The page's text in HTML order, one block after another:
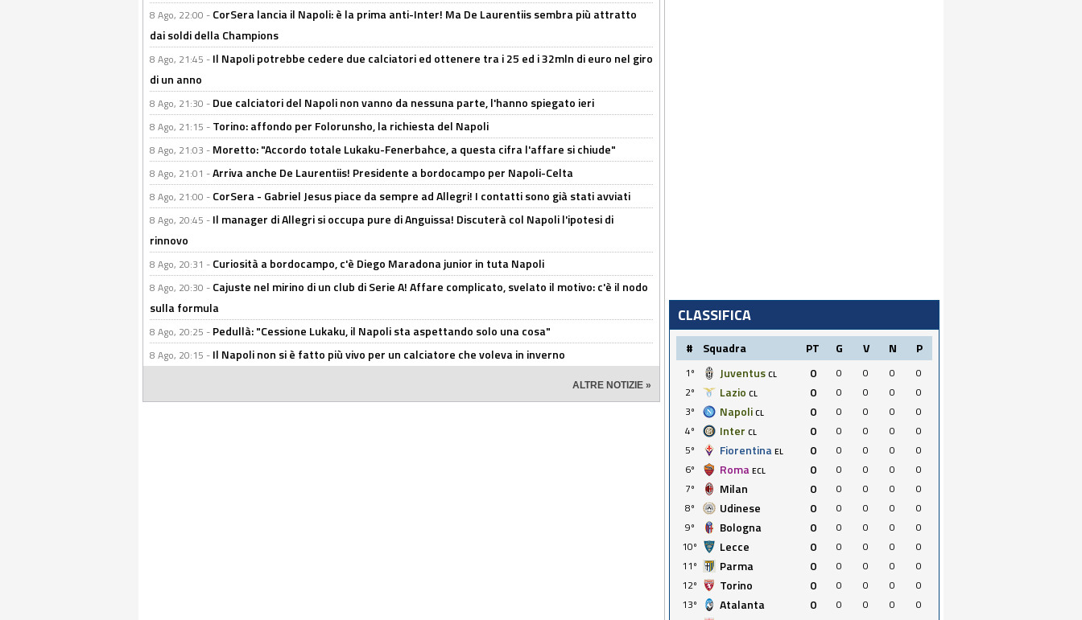
8 Ago, 22:00 - CorSera lancia il Napoli: è la prima anti-Inter! Ma De Laurentiis sembra più attratto
dai soldi della Champions
8 Ago, 21:45 - Il Napoli potrebbe cedere due calciatori ed ottenere tra i 25 ed i 32mln di euro nel giro
di un anno
8 Ago, 21:30 - Due calciatori del Napoli non vanno da nessuna parte, l'hanno spiegato ieri
8 Ago, 21:15 - Torino: affondo per Folorunsho, la richiesta del Napoli
8 Ago, 21:03 - Moretto: "Accordo totale Lukaku-Fenerbahce, a questa cifra l'affare si chiude"
8 Ago, 21:01 -Arriva anche De Laurentiis! Presidente a bordocampo per Napoli-Celta
8 Ago, 21:00 - CorSera - Gabriel Jesus piace da sempre ad Allegri! I contatti sono già stati avviati
8 Ago, 20:45 - Il manager di Allegri si occupa pure di Anguissa! Discuterà col Napoli l'ipotesi di
rinnovo
8 Ago, 20:31 - Curiosità a bordocampo, c'è Diego Maradona junior in tuta Napoli
8 Ago, 20:30 - Cajuste nel mirino di un club di Serie A! Affare complicato, svelato il motivo: c'è il nodo
sulla formula
8 Ago, 20:25 - Pedullà: "Cessione Lukaku, il Napoli sta aspettando solo una cosa"
8 Ago, 20:15 - Il Napoli non si è fatto più vivo per un calciatore che voleva in inverno
ALTRE NOTIZIE »
CLASSIFICA
# Squadra PT G V N P
1º Juventus CL 0 0 0 0
0
2º
Lazio CL 0 0 0 0
0
3º
Napoli CL 0 0 0 0
0
4º
Inter CL 0 0 0 0
0
5º
Fiorentina EL 0 0 0 0
0
6º
Roma ECL 0 0 0 0
0
7º
Milan 0 0 0 0
0
8º
Udinese 0 0 0 0
0
9º
Bologna 0 0 0 0
0
10º
Lecce 0 0 0 0
0
11º
Parma 0 0 0 0
0
12º
Torino 0 0 0 0
0
13º
Atalanta 0 0 0 0
0